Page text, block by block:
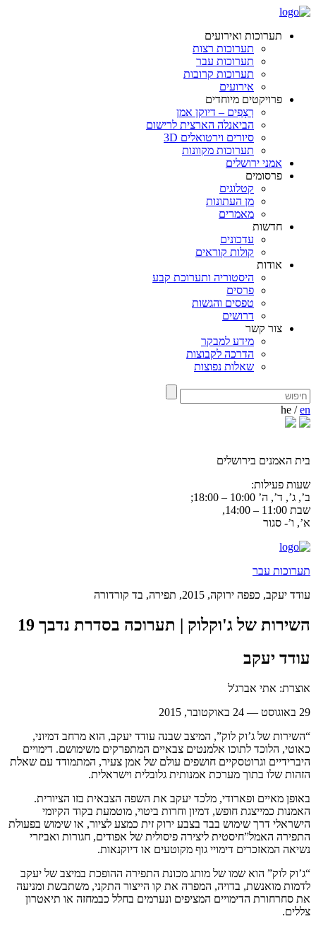
תערוכות ואירועים
תערוכות רצות
תערוכות עבר
תערוכות קרובות
אירועים
פרויקטים מיוחדים
רְצָפִים – דיוקן אמן
הביאנלה הארצית לרישום
סיורים וירטואלים 3D
תערוכות מקוונות
אמני ירושלים
פרסומים
קטלוגים
מן העתונות
מאמרים
חדשות
עדכונים
קולות קוראים
אודות
היסטוריה ותערוכת קבע
פרסים
טפסים והגשות
דרושים
צור קשר
מידע למבקר
הדרכה לקבוצות
שאלות נפוצות
he /en
בית האמנים בירושלים
שעות פעילות:
ב’, ג’, ד’, ה’ 10:00 – 18:00;
שבת 11:00 – 14:00,
א’, ו’- סגור
תערוכות עבר
עודד יעקב, כפפה ירוקה, 2015, תפירה, בד קורדורה
השירות של ג'וקלוק | תערוכה בסדרת נדבך 19
עודד יעקב
אוצרת: אתי אברג'ל
29 באוגוסט — 24 באוקטובר, 2015
“השירות של ג’וק לוק”, המיצב שבנה עודד יעקב, הוא מרחב דמיוני,
כאוטי, הלוכד לתוכו אלמנטים צבאיים המתפרקים משימושם. דימויים
היברידיים וגרוטסקיים חושפים עולם של אמן צעיר, המתמודד עם שאלת
הזהות שלו בתוך מערכת אמנותית גלובלית וישראלית.
באופן מאיים ופארודי, מלכד יעקב את השפה הצבאית בזו הציורית.
האמנות כמייצגת חופש, דמיון וחרות ביטוי, מוטמעת בקוד הקיומי
הישראלי דרך שימוש בבד בצבע ירוק זית כמצע לציור, או שימוש בפעולת
התפירה האמל”חיסטית ליצירה פיסולית של אפודים, חגורות ואביזרי
נשיאה המאזכרים דימויי גוף מקוטעים או דיוקנאות.
“ג’וק לוק” הוא שמו של מותג מכונת התפירה ההופכת במיצב של יעקב
לדמות מואנשת, בדויה, המפרה את קו הייצור התקני, משתבשת ומניעה
את סחרחורת הדימויים המציפים ונערמים בחלל כבמחזה או תיאטרון
צללים.